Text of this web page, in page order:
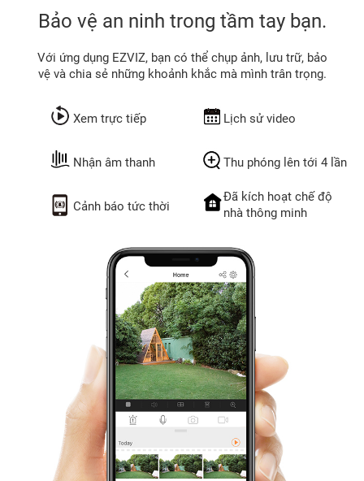
Bảo vệ an ninh trong tầm tay bạn.
Với ứng dụng EZVIZ, bạn có thể chụp ảnh, lưu trữ, bảo
vệ và chia sẻ những khoảnh khắc mà mình trân trọng.
Xem trực tiếp
Nhận âm thanh
Cảnh báo tức thời
Lịch sử video
Thu phóng lên tới 4 lần
Đã kích hoạt chế độ
nhà thông minh